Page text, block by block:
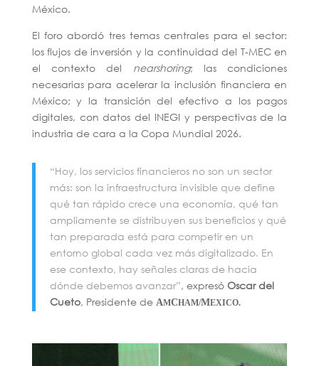
México.
El foro abordó tres temas centrales para el sector:
los flujos de inversión y la continuidad del T-MEC en
el contexto del nearshoring; las condiciones
necesarias para acelerar la inclusión financiera en
México; y la transición del efectivo a los pagos
digitales, con datos del INEGI y perspectivas de la
industria de cara a la Copa Mundial 2026.
“Hoy, los servicios financieros no son un sector
más: son la infraestructura invisible que define
qué tan rápido crece una economía, qué tan
ampliamente se distribuyen sus beneficios y qué
tan preparada está para competir en un
entorno global cada vez más digitalizado. En
ese contexto, hay señales claras de hacia
dónde debemos avanzar”, expresó Oscar del
Cueto, Presidente de AMCHAM/MEXICO.